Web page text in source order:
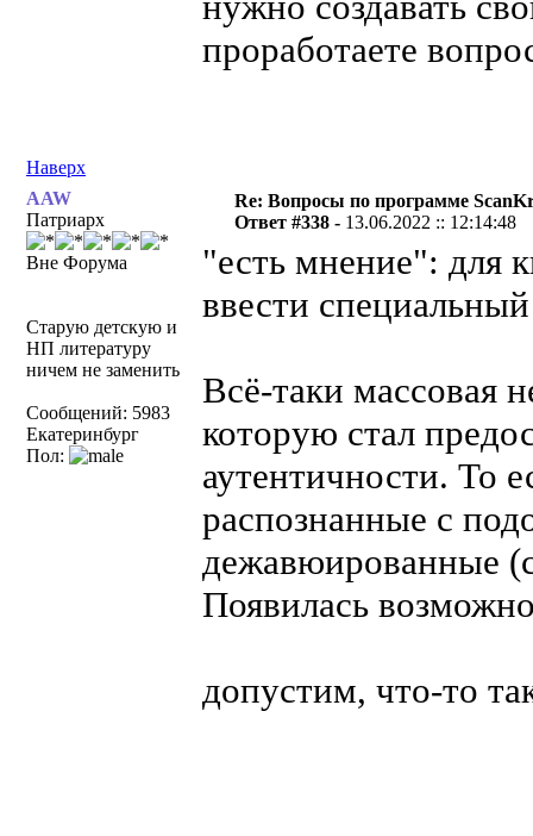
проработаете
Наверх
AAW
Патриарх
Вне Форума
Старую детскую и
НП литературу
ничем не заменить
Сообщений: 5983
Екатеринбург
Пол:
Re: Вопросы по программе
Ответ #338 - 13.06.2022 :: 12:14:48
"есть мнение": для
ввести
Всё-таки массовая
которую стал
аутентичности. То
распознанные с
дежавюированные
Появилась
допустим, что-то